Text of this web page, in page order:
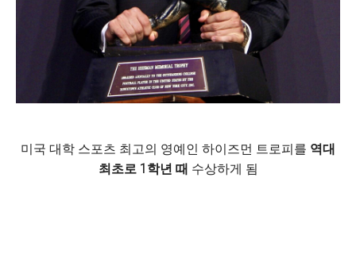
미국 대학 스포츠 최고의 영예인 하이즈먼 트로피를 역대
최초로 1학년 때 수상하게 됨